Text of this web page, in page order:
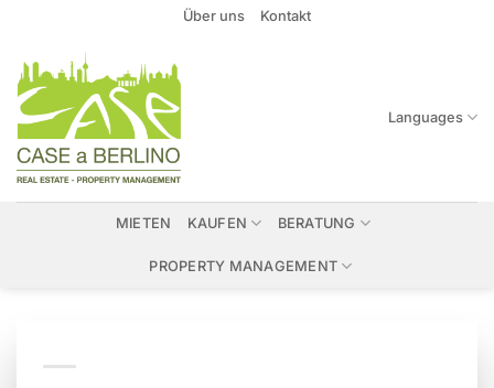
springen
Über uns Kontakt
Languages
MIETEN KAUFEN BERATUNG
PROPERTY MANAGEMENT